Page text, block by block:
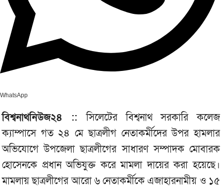
WhatsApp
বিশ্বনাথনিউজ২৪ ::সিলেটের বিশ্বনাথ সরকারি কলেজ
ক্যাম্পাসে গত ২৪ মে ছাত্রলীগ নেতাকর্মীদের উপর হামলার
অভিযোগে উপজেলা ছাত্রলীগের সাধারণ সম্পাদক মোবারক
হোসেনকে প্রধান অভিযুক্ত করে মামলা দায়ের করা হয়েছে।
মামলায় ছাত্রলীগের আরো ৬ নেতাকর্মীকে এজাহারনামীয় ও ১৫